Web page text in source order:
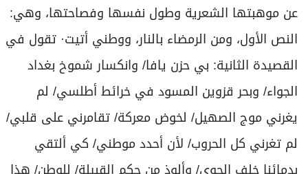
عن موهبتها الشعرية وطول نفسها وفصاحتها، وهي:
النص الأول، ومن الرمضاء بالنار، ووطني أتيت· تقول في
القصيدة الثانية: بي حزن يافا/ وانكسار شموخ بغداد
الجواء/ وبحر قزوين المسود في خرائط أطلسي/ لم
يغرني موج الصهيل/ لخوض معركة/ تقامرني على قلبي/
لم تغرني كل الحروب/ لأن أحدد موطني/ كي ألتقي